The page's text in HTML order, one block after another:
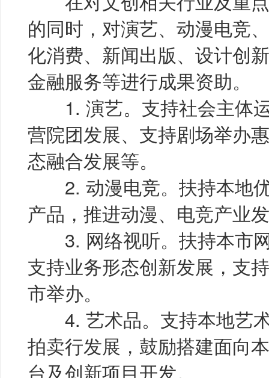
的同时，对演艺、动漫电竞
化消费、新闻出版、设计创
金融服务等进行成果资助。
1. 演艺。支持社会主体
营院团发展、支持剧场举办
态融合发展等。
2. 动漫电竞。扶持本地
产品，推进动漫、电竞产业
3. 网络视听。扶持本市
支持业务形态创新发展，支
市举办。
4. 艺术品。支持本地艺
拍卖行发展，鼓励搭建面向
台及创新项目开发。